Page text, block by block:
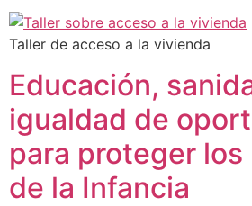
Taller de acceso a la vivienda
Educación,
igualdad de
para proteger los
de la Infancia